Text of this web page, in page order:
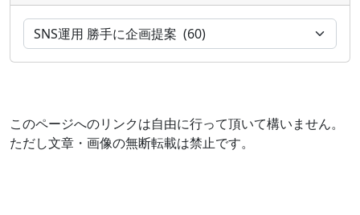
このページへのリンクは自由に行って頂いて構いません。
ただし文章・画像の無断転載は禁止です。